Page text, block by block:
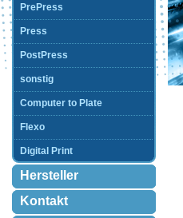
PrePress
Press
PostPress
sonstig
Computer to Plate
Flexo
Digital Print
Hersteller
Kontakt